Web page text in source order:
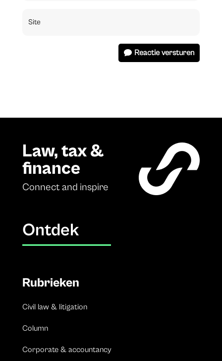
Reactie versturen
Law, tax &
finance
Connect and inspire
Ontdek
Rubrieken
Civil law & litigation
Column
Corporate & accountancy